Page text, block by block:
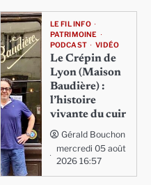
LE FIL INFO
PATRIMOINE
PODCAST
VIDÉO
Le Crépin de
Lyon (Maison
Baudière) :
l’histoire
vivante du cuir
Gérald Bouchon
mercredi 05 août
2026 16:57